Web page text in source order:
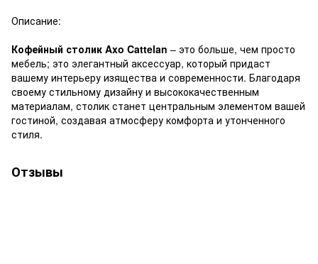
Описание:
Кофейный столик Axo Cattelan – это больше, чем просто
мебель; это элегантный аксессуар, который придаст
вашему интерьеру изящества и современности. Благодаря
своему стильному дизайну и высококачественным
материалам, столик станет центральным элементом вашей
гостиной, создавая атмосферу комфорта и утонченного
стиля.
Отзывы